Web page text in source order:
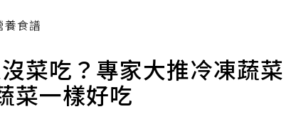
養食譜
菜吃？專家大推冷凍蔬
菜一樣好吃